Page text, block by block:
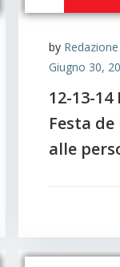
by Redazione
Giugno 30,
12-13-
Festa de
alle